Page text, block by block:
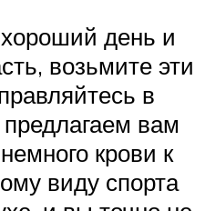
день и
возьмите эти
в
вам
крови к
виду спорта